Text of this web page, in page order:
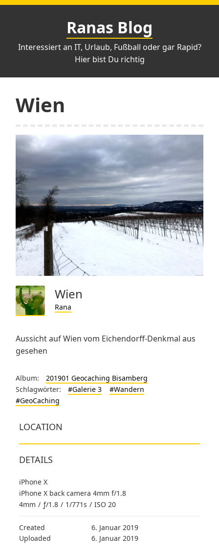
Zum
Ranas Blog
Interessiert an IT, Urlaub, Fußball oder gar Rapid?
Hier bist Du richtig
Wien
Wien
Rana
Aussicht auf Wien vom Eichendorff-Denkmal aus
gesehen
Album:
201901 Geocaching Bisamberg
Schlagwörter:
#Galerie 3
#Wandern
#GeoCaching
LOCATION
DETAILS
iPhone X
iPhone X back camera 4mm f/1.8
4mm / ƒ/1.8 / 1/771s / ISO 20
Created
6. Januar 2019
Uploaded
6. Januar 2019